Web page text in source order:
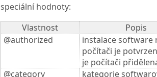
speciální hodnoty:
Vlastnost
Popis
@authorized
instalace software
počítači je
je počítači
@category
kategorie